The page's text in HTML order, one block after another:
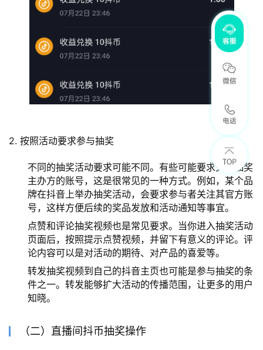
2. 按照活动要求参与抽奖
不同的抽奖活动要求可能不同。有些可能要求关注抽奖
主办方的账号，这是很常见的一种方式。例如，某个品
牌在抖音上举办抽奖活动，会要求参与者关注其官方账
号，这样方便后续的奖品发放和活动通知等事宜。
点赞和评论抽奖视频也是常见要求。当你进入抽奖活动
页面后，按照提示点赞视频，并留下有意义的评论。评
论内容可以是对活动的期待、对产品的喜爱等。
转发抽奖视频到自己的抖音主页也可能是参与抽奖的条
件之一。转发能够扩大活动的传播范围，让更多的用户
知晓。
（二）直播间抖币抽奖操作